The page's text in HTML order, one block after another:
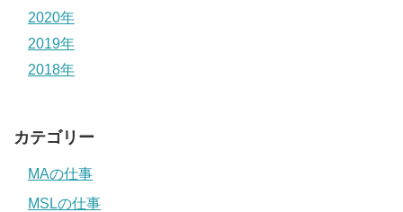
2020年
2019年
2018年
カテゴリー
MAの仕事
MSLの仕事